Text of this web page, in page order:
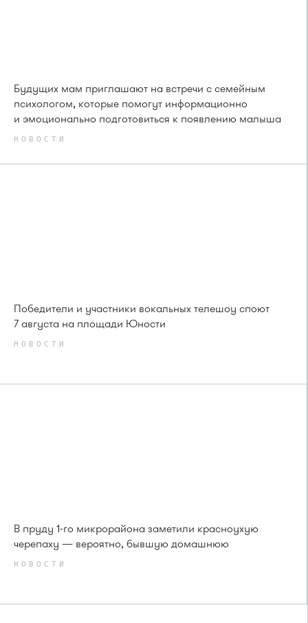
Будущих мам приглашают на встречи с семейным
психологом, которые помогут информационно
и эмоционально подготовиться к появлению малыша
НОВОСТИ
Победители и участники вокальных телешоу споют
7 августа на площади Юности
НОВОСТИ
В пруду 1-го микрорайона заметили красноухую
черепаху — вероятно, бывшую домашнюю
НОВОСТИ